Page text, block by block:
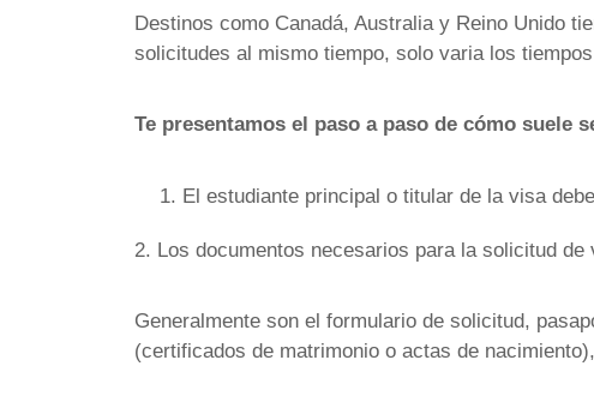
Destinos como Canadá, Australia y Reino Unido
solicitudes al mismo tiempo, solo varia los
Te presentamos el paso a paso de cómo suele
El estudiante principal o titular de la visa
2. Los documentos necesarios para la solicitud
Generalmente son el formulario de solicitud,
(certificados de matrimonio o actas de